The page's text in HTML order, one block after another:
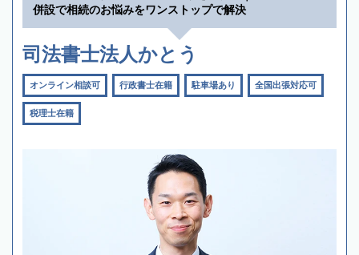
併設で相続のお悩みをワンストップで解決
司法書士法人かとう
オンライン相談可 行政書士在籍 駐車場あり 全国出張対応可
税理士在籍